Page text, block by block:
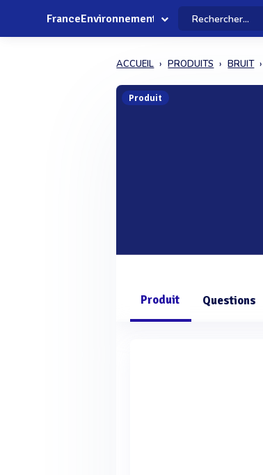
FranceEnvironnement
ACCUEIL PRODUITS BRUIT
Produit
Produit Questions